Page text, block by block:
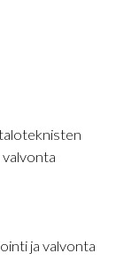
ja valvonta